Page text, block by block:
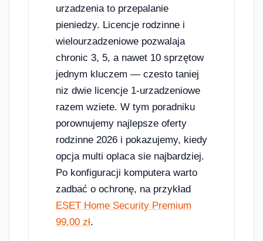
urzadzenia to przepalanie
pieniedzy. Licencje rodzinne i
wielourzadzeniowe pozwalaja
chronic 3, 5, a nawet 10 sprzętow
jednym kluczem — czesto taniej
niz dwie licencje 1-urzadzeniowe
razem wziete. W tym poradniku
porownujemy najlepsze oferty
rodzinne 2026 i pokazujemy, kiedy
opcja multi oplaca sie najbardziej.
Po konfiguracji komputera warto
zadbać o ochronę, na przykład
ESET Home Security Premium
99,00 zł.